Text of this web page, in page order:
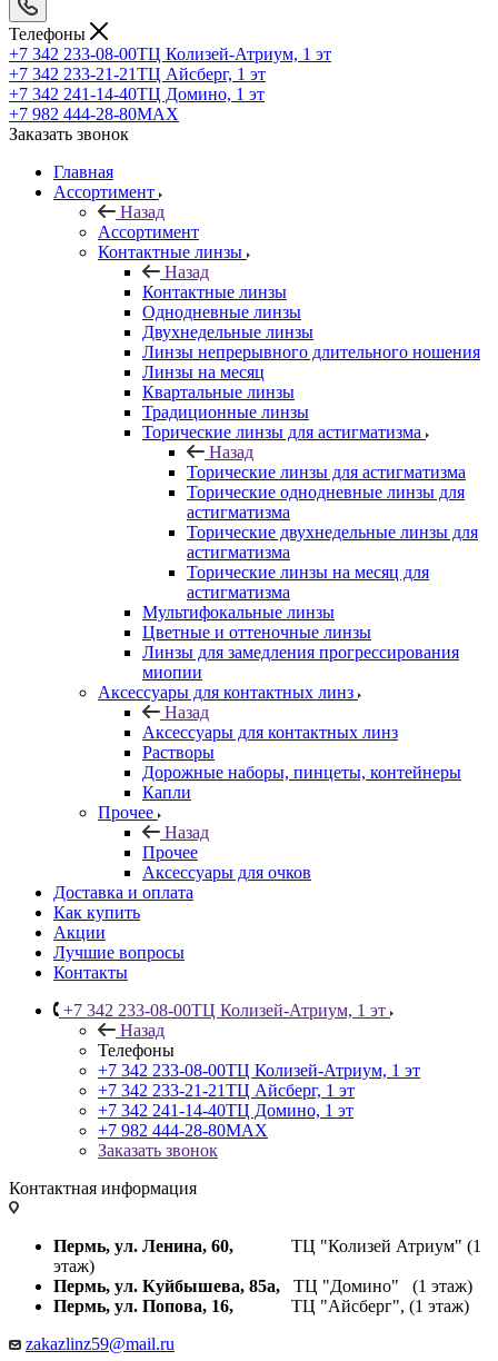
Телефоны
+7 342 233-08-00ТЦ Колизей-Атриум, 1 эт
+7 342 233-21-21ТЦ Айсберг, 1 эт
+7 342 241-14-40ТЦ Домино, 1 эт
+7 982 444-28-80MAX
Заказать звонок
Главная
Ассортимент
Назад
Ассортимент
Контактные линзы
Назад
Контактные линзы
Однодневные линзы
Двухнедельные линзы
Линзы непрерывного длительного ношения
Линзы на месяц
Квартальные линзы
Традиционные линзы
Торические линзы для астигматизма
Назад
Торические линзы для астигматизма
Торические однодневные линзы для
астигматизма
Торические двухнедельные линзы для
астигматизма
Торические линзы на месяц для
астигматизма
Мультифокальные линзы
Цветные и оттеночные линзы
Линзы для замедления прогрессирования
миопии
Аксессуары для контактных линз
Назад
Аксессуары для контактных линз
Растворы
Дорожные наборы, пинцеты, контейнеры
Капли
Прочее
Назад
Прочее
Аксессуары для очков
Доставка и оплата
Как купить
Акции
Лучшие вопросы
Контакты
+7 342 233-08-00ТЦ Колизей-Атриум, 1 эт
Назад
Телефоны
+7 342 233-08-00ТЦ Колизей-Атриум, 1 эт
+7 342 233-21-21ТЦ Айсберг, 1 эт
+7 342 241-14-40ТЦ Домино, 1 эт
+7 982 444-28-80MAX
Заказать звонок
Контактная информация
Пермь, ул. Ленина, 60, ТЦ "Колизей Атриум" (1
этаж)
Пермь, ул. Куйбышева, 85а, ТЦ "Домино" (1 этаж)
Пермь, ул. Попова, 16, ТЦ "Айсберг", (1 этаж)
zakazlinz59@mail.ru